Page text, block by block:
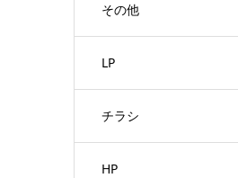
その他
LP
チラシ
HP